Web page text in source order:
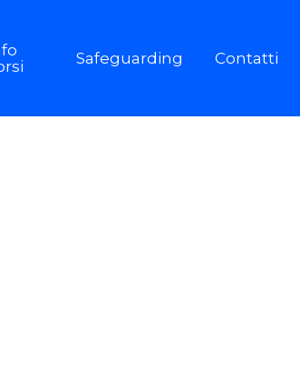
Safeguarding Contatti